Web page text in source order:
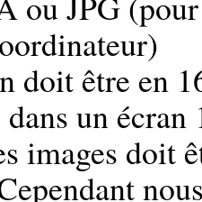
doit être en
un
images doit